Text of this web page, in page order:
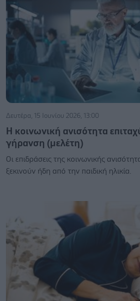
Δευτέρα, 15 Ιουνίου 2026, 13:00
Η κοινωνική ανισότητα
γήρανση (μελέτη)
Οι επιδράσεις της κοινωνικής
ξεκινούν ήδη από την παιδική ηλικία.